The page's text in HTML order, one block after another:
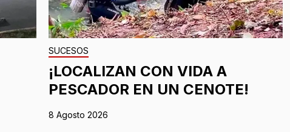
SUCESOS
¡LOCALIZAN CON VIDA A
PESCADOR EN UN CENOTE!
8 Agosto 2026